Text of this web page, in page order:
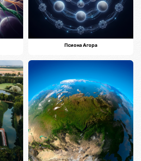
Псиона Агора